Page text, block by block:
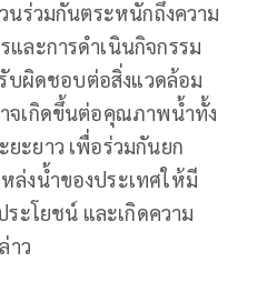
ร่วมกันตระหนักถึงความ
ละการดำเนินกิจกรรม
บผิดชอบต่อสิ่งแวดล้อม
จเกิดขึ้นต่อคุณภาพน้ำทั้ง
ะยาว เพื่อร่วมกันยก
งน้ำของประเทศให้มี
ะโยชน์ และเกิดความ
าว